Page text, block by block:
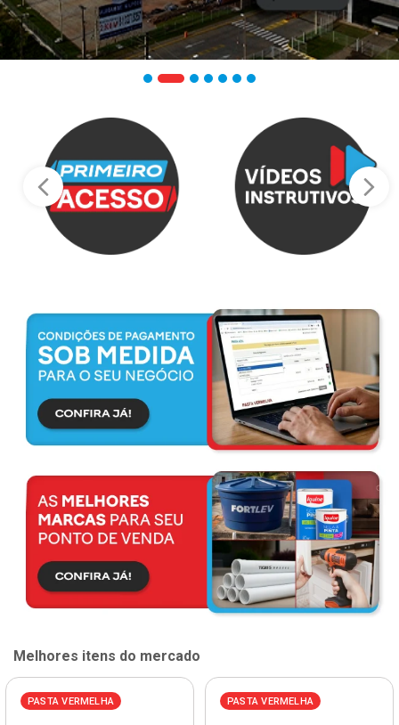
Melhores itens do mercado
PASTA VERMELHA PASTA VERMELHA